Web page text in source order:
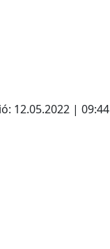
12.05.2022 | 09:44